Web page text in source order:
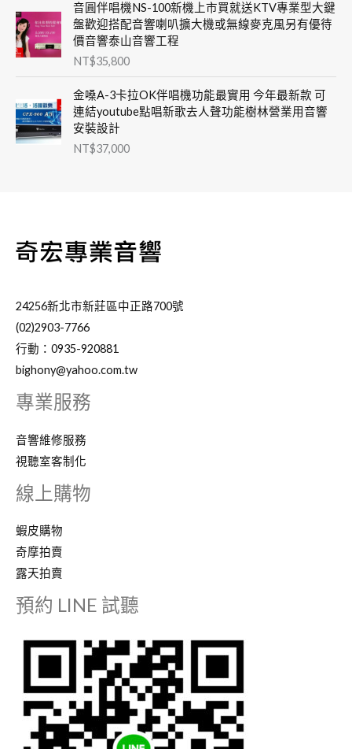
音圓伴唱機NS-100新機上市買就送KTV專業型大鍵
盤歡迎搭配音響喇叭擴大機或無線麥克風另有優待
價音響泰山音響工程
NT$35,800
金嗓A-3卡拉OK伴唱機功能最實用 今年最新款 可
連結youtube點唱新歌去人聲功能樹林營業用音響
安裝設計
NT$37,000
24256新北市新莊區中正路700號
(02)2903-7766
行動：0935-920881
bighony@yahoo.com.tw
專業服務
音響維修服務
視聽室客制化
線上購物
蝦皮購物
奇摩拍賣
露天拍賣
預約 LINE 試聽